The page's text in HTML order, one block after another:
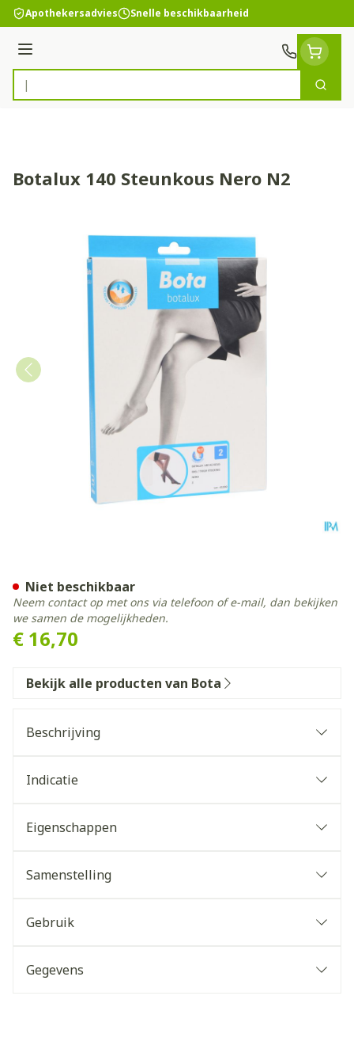
Ga naar de inhoud
Apothekersadvies Snelle beschikbaarheid
Menu
Product, merk, categorie...
Zoek
Botalux 140 Steunkous Nero N2
€ 16,70
Niet beschikbaar
Neem contact op met ons via telefoon of e-mail, dan bekijken
we samen de mogelijkheden.
Bekijk alle producten van Bota
Beschrijving
Indicatie
Eigenschappen
Samenstelling
Gebruik
Gegevens